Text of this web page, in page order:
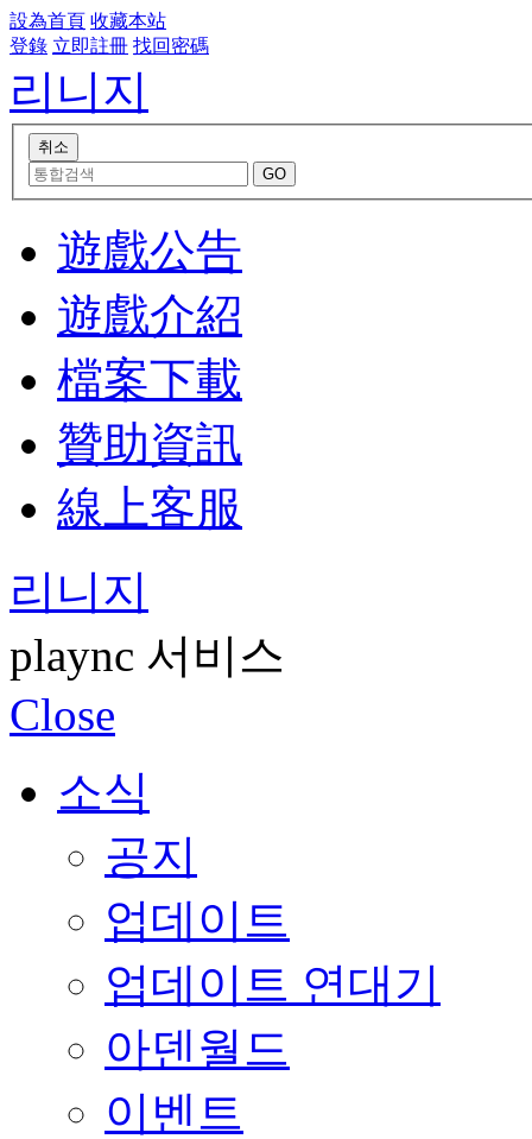
設為首頁 收藏本站
登錄 立即註冊 找回密碼
리니지
遊戲公告
遊戲介紹
檔案下載
贊助資訊
線上客服
리니지
plaync 서비스
Close
소식
공지
업데이트
업데이트 연대기
아덴월드
이벤트